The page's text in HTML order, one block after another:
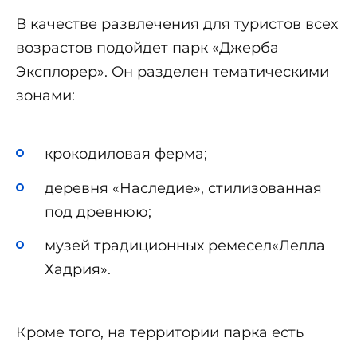
В качестве развлечения для туристов всех
возрастов подойдет парк «Джерба
Эксплорер». Он разделен тематическими
зонами:
крокодиловая ферма;
деревня «Наследие», стилизованная
под древнюю;
музей традиционных ремесел«Лелла
Хадрия».
Кроме того, на территории парка есть